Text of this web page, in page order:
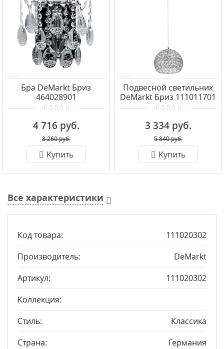
Бра DeMarkt Бриз
464028901
4 716 руб.
8 260 руб.
Купить
Подвесной светильник
DeMarkt Бриз 111011701
3 334 руб.
5 840 руб.
Купить
Все характеристики
Код товара:
111020302
Производитель:
DeMarkt
Артикул:
111020302
Коллекция:
Стиль:
Классика
Страна:
Германия